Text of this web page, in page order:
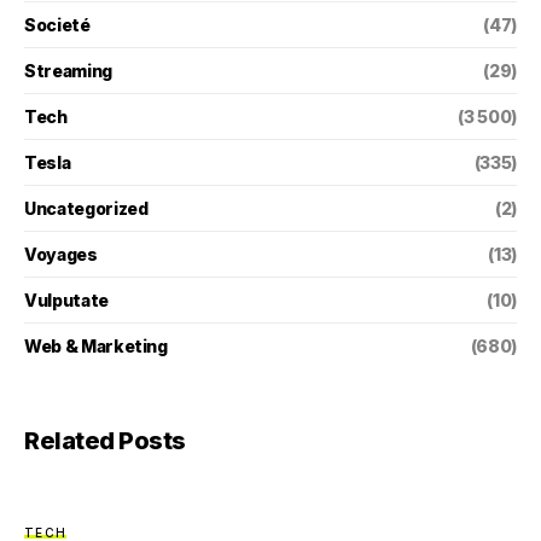
Societé (47)
Streaming (29)
Tech (3 500)
Tesla (335)
Uncategorized (2)
Voyages (13)
Vulputate (10)
Web & Marketing (680)
Related Posts
TECH